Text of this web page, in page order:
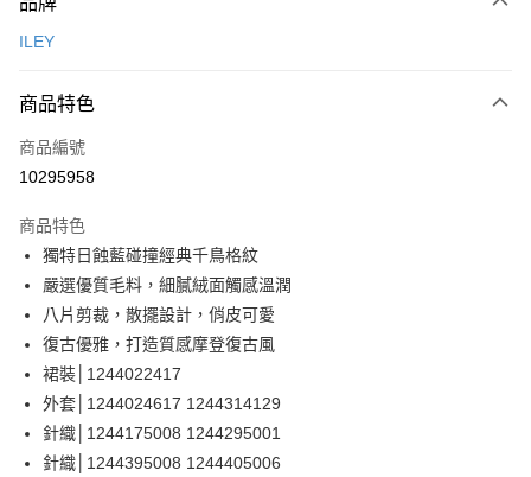
信用卡一次付款
3 期 0 利率 每期
合作金庫商業銀行
上海商業儲蓄銀行
臺灣中小企業銀行
匯豐（台灣）商業銀行
聯邦商業銀行
遠東國際商業銀行
元大商業銀行
玉山商業銀行
台新國際商業銀行
台灣樂天信用卡公司
超商取貨付款
LINE Pay
Apple Pay
街口支付
悠遊付
全盈+PAY
大哥付你分期
相關說明
【大哥付你分期使用說明】
ILEY
商品特色
商品編號
10295958
商品特色
獨特日蝕藍碰撞經典千鳥格紋
嚴選優質毛料，細膩絨面觸感溫潤
八片剪裁，散擺設計，俏皮可愛
復古優雅，打造質感摩登復古風
裙裝│1244022417
外套│1244024617 1244314129
針織│1244175008 1244295001
針織│1244395008 1244405006